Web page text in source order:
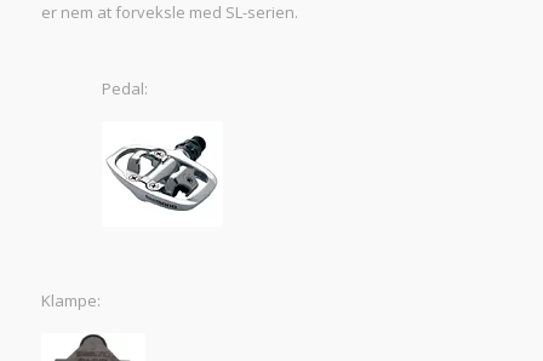
er nem at forveksle med SL-serien.
Pedal:
Klampe: